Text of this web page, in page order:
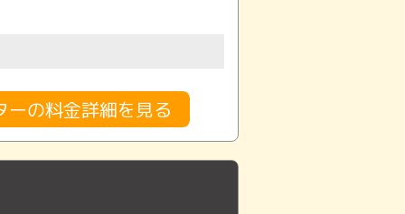
ーの料金詳細を見る